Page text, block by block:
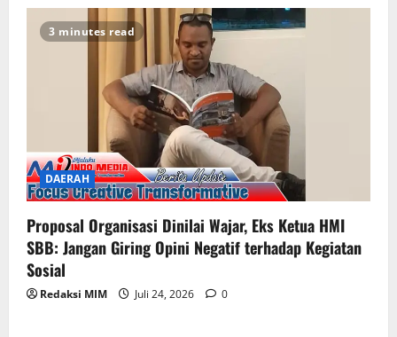
3 minutes read
DAERAH
Proposal Organisasi Dinilai Wajar, Eks Ketua HMI
SBB: Jangan Giring Opini Negatif terhadap Kegiatan
Sosial
Redaksi MIM Juli 24, 2026 0